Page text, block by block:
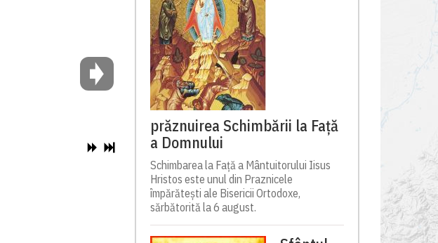
prăznuirea Schimbării la Față
a Domnului
Schimbarea la Față a Mântuitorului Iisus
Hristos este unul din Praznicele
împărătești ale Bisericii Ortodoxe,
sărbătorită la 6 august.